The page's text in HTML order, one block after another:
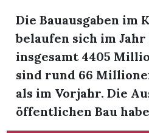
Die Bauausgaben im
belaufen sich im Jahr
insgesamt 4405
sind rund 66
als im Vorjahr. Die
öffentlichen Bau